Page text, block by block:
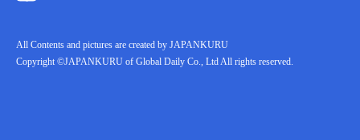
All Contents and pictures are created by JAPANKURU
Copyright ©JAPANKURU of Global Daily Co., Ltd All rights reserved.